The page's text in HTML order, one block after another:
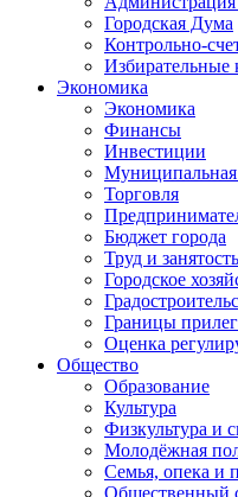
Городская Дума
Контрольно-
Избирательные
Экономика
Экономика
Финансы
Инвестиции
Муниципальная
Торговля
Бюджет города
Труд и
Городское
Границы
Оценка
Общество
Образование
Культура
Физкультура и
Молодёжная
Семья, опека и
Общественный